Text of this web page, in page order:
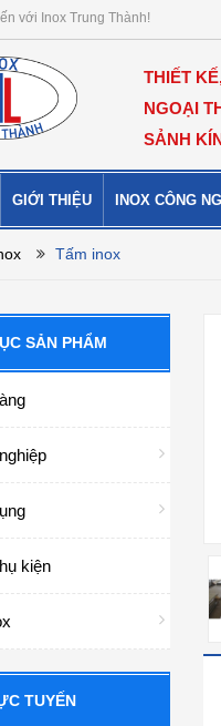
với Inox Trung Thành!
THIẾT
NGOẠI
SẢNH
GIỚI THIỆU INOX CÔNG
Tấm inox
SẢN PHẨM
kiện
TUYẾN